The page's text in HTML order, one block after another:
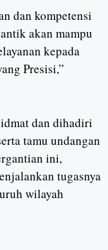
dan kompetensi
akan mampu
kepada
Presisi,”
dan dihadiri
tamu undangan
ini,
tugasnya
wilayah